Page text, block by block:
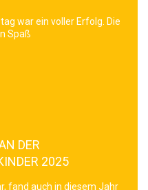
war ein voller Erfolg. Die
Spaß
DER
2025
fand auch in diesem Jahr